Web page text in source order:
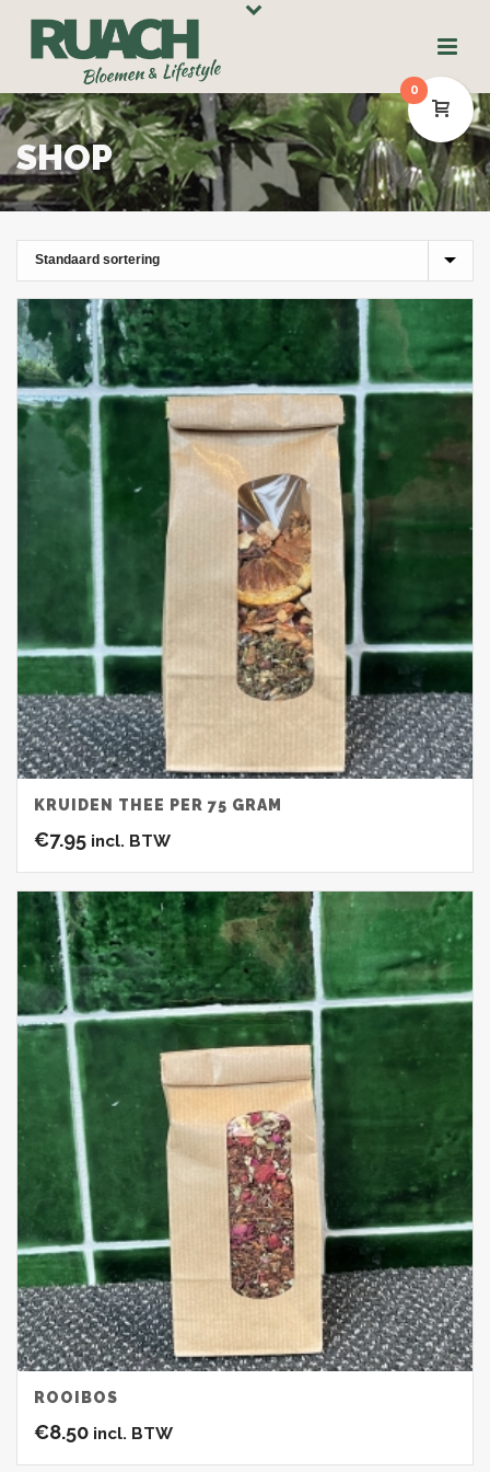
SHOP
KRUIDEN THEE PER 75 GRAM
€7.95 incl. BTW
ROOIBOS
€8.50 incl. BTW
0